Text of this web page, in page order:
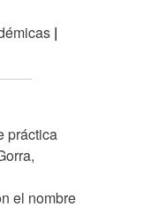
|
práctica
el nombre